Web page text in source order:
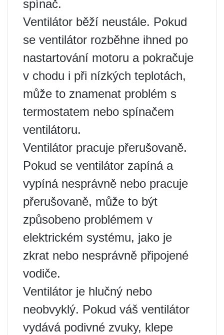
spínač.
Ventilátor běží neustále. Pokud
se ventilátor rozběhne ihned po
nastartování motoru a pokračuje
v chodu i při nízkých teplotách,
může to znamenat problém s
termostatem nebo spínačem
ventilátoru.
Ventilátor pracuje přerušovaně.
Pokud se ventilátor zapíná a
vypíná nesprávně nebo pracuje
přerušovaně, může to být
způsobeno problémem v
elektrickém systému, jako je
zkrat nebo nesprávně připojené
vodiče.
Ventilátor je hlučný nebo
neobvyklý. Pokud váš ventilátor
vydává podivné zvuky, klepe